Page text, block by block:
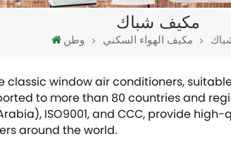
مكيف شباك
وطن مكيف الهواء السكني
classic window air conditioners,
to more than 80 countries and
ISO9001, and CCC, provide
around the world.